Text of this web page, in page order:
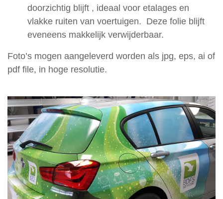
Fotoprints
Verlichting
Openingsuren
Contact
Privacy
en
cookie
beleid
doorzichtig blijft , ideaal voor etalages en
vlakke ruiten van voertuigen. Deze folie blijft
eveneens makkelijk verwijderbaar.
Foto’s mogen aangeleverd worden als jpg, eps, ai of
pdf file, in hoge resolutie.